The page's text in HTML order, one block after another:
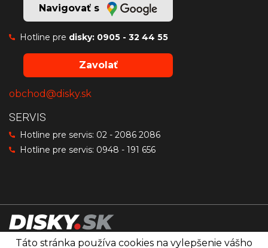
Navigovať s
Hotline pre disky: 0905 - 32 44 55
Zavolať
obchod@disky.sk
SERVIS
Hotline pre servis: 02 - 2086 2086
Hotline pre servis: 0948 - 191 656
Disky značiek OZ Racing, MSW a Sparco
Táto stránka používa cookies na vylepšenie vášho